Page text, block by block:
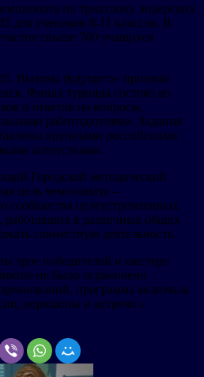
по триатлону лидерских
для учеников 8-11 классов. В
свыше 700 учащихся
Вызовы будущего» приняли
Финал турнира состоял из
и ответов на вопросы,
работодателями. Задания
крупными российскими
агентствами.
Городской методический
цель чемпионата –
сообщества целеустремленных
работавших в различных общих
совместную деятельность.
трое победителей и шестеро
не было ограничено
программа включала
воркшопы и встречи с